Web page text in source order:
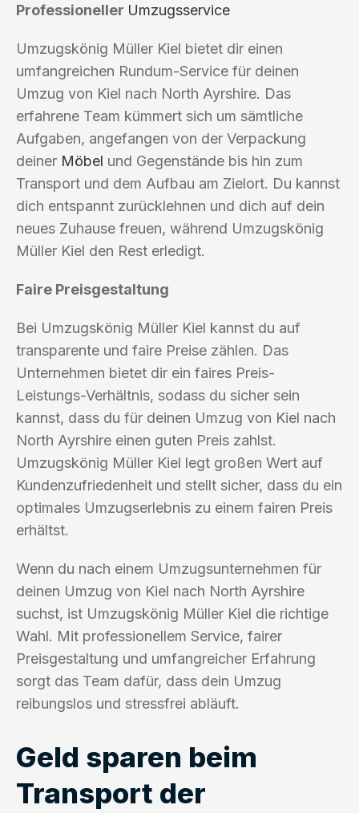
Professioneller Umzugsservice
Umzugskönig Müller Kiel bietet dir einen
umfangreichen Rundum-Service für deinen
Umzug von Kiel nach North Ayrshire. Das
erfahrene Team kümmert sich um sämtliche
Aufgaben, angefangen von der Verpackung
deiner Möbel und Gegenstände bis hin zum
Transport und dem Aufbau am Zielort. Du kannst
dich entspannt zurücklehnen und dich auf dein
neues Zuhause freuen, während Umzugskönig
Müller Kiel den Rest erledigt.
Faire Preisgestaltung
Bei Umzugskönig Müller Kiel kannst du auf
transparente und faire Preise zählen. Das
Unternehmen bietet dir ein faires Preis-
Leistungs-Verhältnis, sodass du sicher sein
kannst, dass du für deinen Umzug von Kiel nach
North Ayrshire einen guten Preis zahlst.
Umzugskönig Müller Kiel legt großen Wert auf
Kundenzufriedenheit und stellt sicher, dass du ein
optimales Umzugserlebnis zu einem fairen Preis
erhältst.
Wenn du nach einem Umzugsunternehmen für
deinen Umzug von Kiel nach North Ayrshire
suchst, ist Umzugskönig Müller Kiel die richtige
Wahl. Mit professionellem Service, fairer
Preisgestaltung und umfangreicher Erfahrung
sorgt das Team dafür, dass dein Umzug
reibungslos und stressfrei abläuft.
Geld sparen beim
Transport der